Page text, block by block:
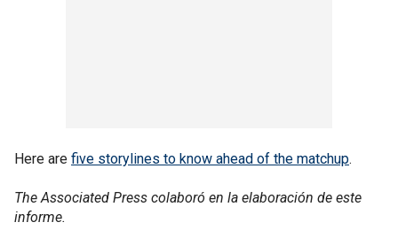
Here are five storylines to know ahead of the matchup.
The Associated Press colaboró en la elaboración de este
informe.